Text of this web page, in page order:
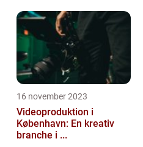
16 november 2023
Videoproduktion i
København: En kreativ
branche i ...